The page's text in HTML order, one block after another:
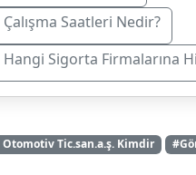
Saatleri Nedir?
Sigorta Firmalarına
Otomotiv Tic.san.a.ş. Kimdir